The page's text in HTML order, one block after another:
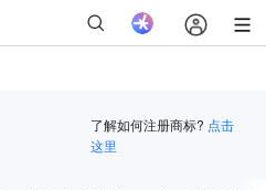
了解如何注册商标? 点击
这里